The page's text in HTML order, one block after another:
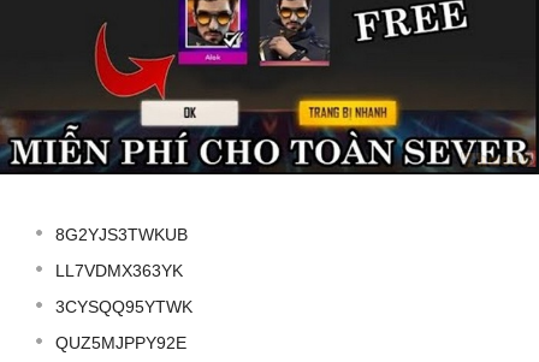
8G2YJS3TWKUB
LL7VDMX363YK
3CYSQQ95YTWK
QUZ5MJPPY92E